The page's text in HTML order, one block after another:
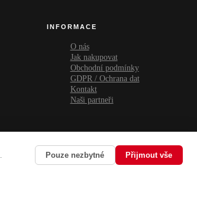
Pouze nezbytné Přijmout vše
INFORMACE
O nás
Jak nakupovat
Obchodní podmínky
GDPR / Ochrana dat
Kontakt
Naši partneři